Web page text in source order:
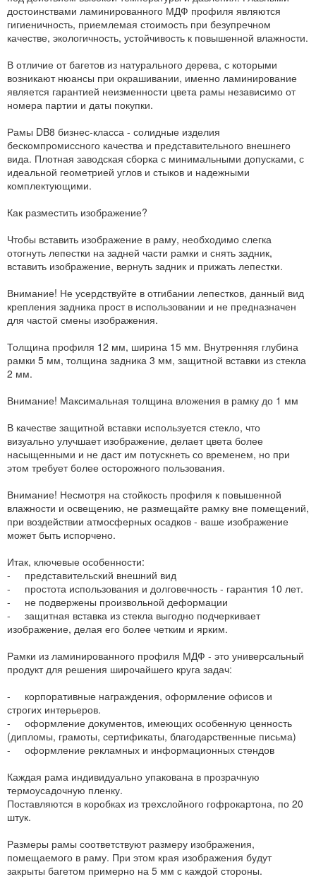
достоинствами ламинированного МДФ профиля являются
гигиеничность, приемлемая стоимость при безупречном
качестве, экологичность, устойчивость к повышенной влажности.
В отличие от багетов из натурального дерева, с которыми
возникают нюансы при окрашивании, именно ламинирование
является гарантией неизменности цвета рамы независимо от
номера партии и даты покупки.
Рамы DB8 бизнес-класса - солидные изделия
бескомпромиссного качества и представительного внешнего
вида. Плотная заводская сборка с минимальными допусками, с
идеальной геометрией углов и стыков и надежными
комплектующими.
Как разместить изображение?
Чтобы вставить изображение в раму, необходимо слегка
отогнуть лепестки на задней части рамки и снять задник,
вставить изображение, вернуть задник и прижать лепестки.
Внимание! Не усердствуйте в отгибании лепестков, данный вид
крепления задника прост в использовании и не предназначен
для частой смены изображения.
Толщина профиля 12 мм, ширина 15 мм. Внутренняя глубина
рамки 5 мм, толщина задника 3 мм, защитной вставки из стекла
2 мм.
Внимание! Максимальная толщина вложения в рамку до 1 мм
В качестве защитной вставки используется стекло, что
визуально улучшает изображение, делает цвета более
насыщенными и не даст им потускнеть со временем, но при
этом требует более осторожного пользования.
Внимание! Несмотря на стойкость профиля к повышенной
влажности и освещению, не размещайте рамку вне помещений,
при воздействии атмосферных осадков - ваше изображение
может быть испорчено.
Итак, ключевые особенности:
- представительский внешний вид
- простота использования и долговечность - гарантия 10 лет.
- не подвержены произвольной деформации
- защитная вставка из стекла выгодно подчеркивает
изображение, делая его более четким и ярким.
Рамки из ламинированного профиля МДФ - это универсальный
продукт для решения широчайшего круга задач:
- корпоративные награждения, оформление офисов и
строгих интерьеров.
- оформление документов, имеющих особенную ценность
(дипломы, грамоты, сертификаты, благодарственные письма)
- оформление рекламных и информационных стендов
Каждая рама индивидуально упакована в прозрачную
термоусадочную пленку.
Поставляются в коробках из трехслойного гофрокартона, по 20
штук.
Размеры рамы соответствуют размеру изображения,
помещаемого в раму. При этом края изображения будут
закрыты багетом примерно на 5 мм с каждой стороны.